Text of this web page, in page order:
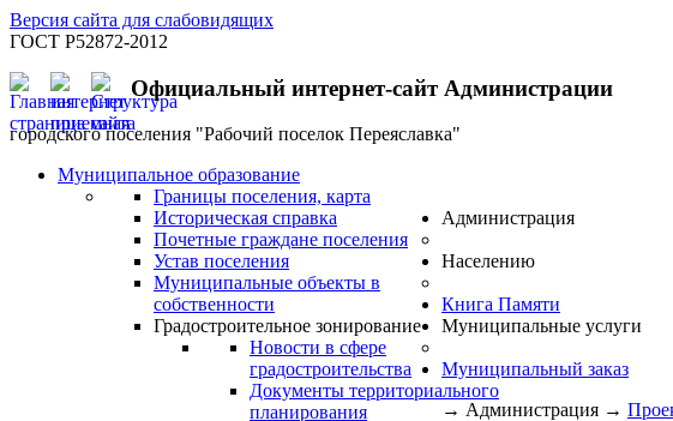
Версия сайта для слабовидящих
ГОСТ Р52872-2012
Официальный интернет-сайт Администрации
городского поселения "Рабочий поселок Переяславка"
Муниципальное образование
Границы поселения, карта
Историческая справка
Почетные граждане поселения
Устав поселения
Муниципальные объекты в
собственности
Градостроительное зонирование
Новости в сфере
градостроительства
Документы территориального
планирования
Администрация
Населению
Книга Памяти
Муниципальные услуги
Муниципальный заказ
→ Администрация →